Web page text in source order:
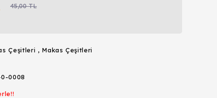
45,00 TL
Çeşitleri , Makas Çeşitleri
0008